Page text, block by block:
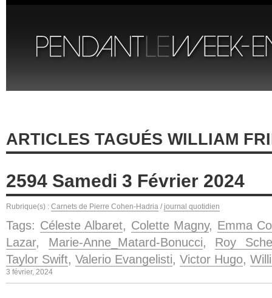
ARTICLES TAGUÉS WILLIAM
2594 Samedi 3 Février 2024
Rubrique(s) : Carnets de Pierre Cohen-Hadria / journal quotidien
Tags: Céleste Albaret, Colette Magny, Emma
Lazar, Marie-Anne_Matard-Bonucci, Roy
Taylor Swift, Valerio Evangelisti, Victor Hugo,
3 février, 2024